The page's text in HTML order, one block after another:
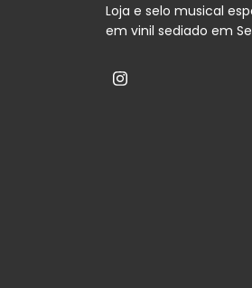
Loja e selo musical
em vinil sediado em